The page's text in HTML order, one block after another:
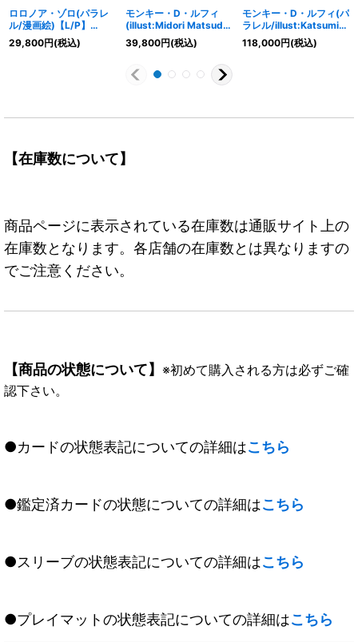
ロロノア・ゾロ(パラレ
ル/漫画絵)【L/P】
{OP01-001}
29,800円(税込)
モンキー・D・ルフィ
(illust:Midori Matsuda)
【P】{P-001}
39,800円(税込)
モンキー・D・ルフィ(パ
ラレル/illust:Katsumi
Ishizuka)【L/P】
{EB02-010}
118,000円(税込)
【在庫数について】
商品ページに表示されている在庫数は通販サイト上の
在庫数となります。各店舗の在庫数とは異なりますの
でご注意ください。
【商品の状態について】 ※初めて購入される方は必ずご確
認下さい。
●カードの状態表記についての詳細はこちら
●鑑定済カードの状態についての詳細はこちら
●スリーブの状態表記についての詳細はこちら
●プレイマットの状態表記についての詳細はこちら